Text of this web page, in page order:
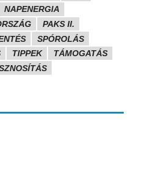
NAPENERGIA
PAKS II.
SPÓROLÁS
TIPPEK
TÁMOGATÁS